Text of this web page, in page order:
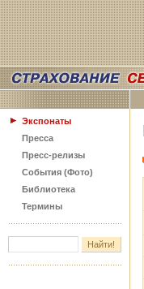
Экспонаты
Пресса
Пресс-релизы
События (Фото)
Библиотека
Термины